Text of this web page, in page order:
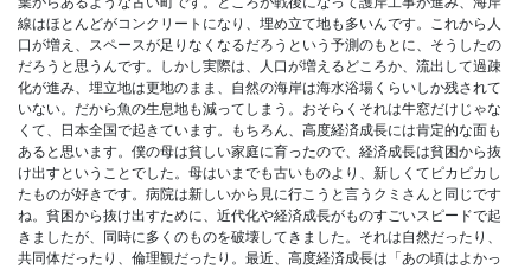
線はほとんどがコンクリートになり、埋め立て地も多いんです。これから人
口が増え、スペースが足りなくなるだろうという予測のもとに、そうしたの
だろうと思うんです。しかし実際は、人口が増えるどころか、流出して過疎
化が進み、埋立地は更地のまま、自然の海岸は海水浴場くらいしか残されて
いない。だから魚の生息地も減ってしまう。おそらくそれは牛窓だけじゃな
くて、日本全国で起きています。もちろん、高度経済成長には肯定的な面も
あると思います。僕の母は貧しい家庭に育ったので、経済成長は貧困から抜
け出すということでした。母はいまでも古いものより、新しくてピカピカし
たものが好きです。病院は新しいから見に行こうと言うクミさんと同じです
ね。貧困から抜け出すために、近代化や経済成長がものすごいスピードで起
きましたが、同時に多くのものを破壊してきました。それは自然だったり、
共同体だったり、倫理観だったり。最近、高度経済成長は「あの頃はよかっ